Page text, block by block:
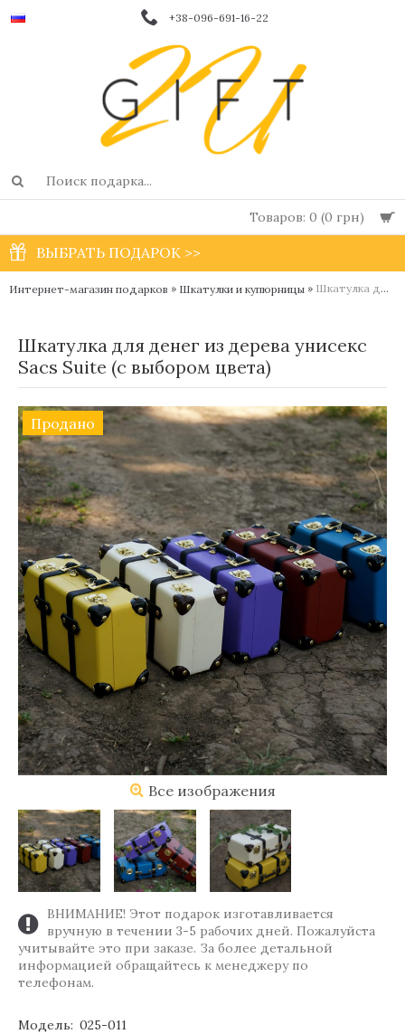
+38-096-691-16-22
Товаров: 0 (0 грн)
ВЫБРАТЬ ПОДАРОК >>
Интернет-магазин подарков » Шкатулки и купюрницы » Шкатулка для денег из дерева унисекс Sacs Suite (с выбором цвета)
Шкатулка для денег из дерева унисекс
Sacs Suite (с выбором цвета)
Продано
Все изображения
ВНИМАНИЕ! Этот подарок изготавливается
вручную в течении 3-5 рабочих дней. Пожалуйста
учитывайте это при заказе. За более детальной
информацией обращайтесь к менеджеру по
телефонам.
Модель: 025-011